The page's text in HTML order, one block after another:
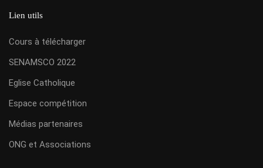
Lien utils
Cours à télécharger
SENAMSCO 2022
Eglise Catholique
Espace compétition
Médias partenaires
ONG et Associations